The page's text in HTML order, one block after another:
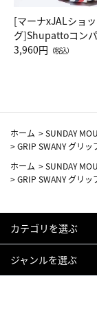
[マーナxJALショ
グ]Shupattoコン
Drop JAL客室乗務
3,960円 （税込）
ホーム >SUNDAY
>GRIP SWANY グリ
ホーム >SUNDAY
>GRIP SWANY グリ
カテゴリを選ぶ
ジャンルを選ぶ